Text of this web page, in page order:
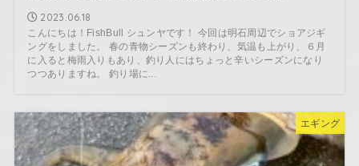
2023.06.18
こんにちは！FishBull シュンヤです！ 今回は明石周辺でショアジギ
ングをしました。 春の青物シーズンも終わり、気温も上がり、６月
に入ると梅雨入りもあり、釣り人にはちょっと辛いシーズンになり
つつありますね。 釣り場に...
エギング